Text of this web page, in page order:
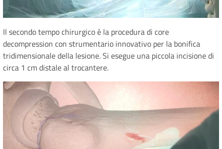
Il secondo tempo chirurgico è la procedura di core
decompression con strumentario innovativo per la bonifica
tridimensionale della lesione. Si esegue una piccola incisione di
circa 1 cm distale al trocantere.